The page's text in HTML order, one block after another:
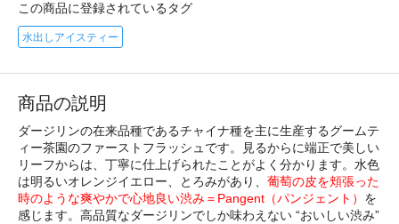
この商品に登録されているタグ
水出しアイスティー
商品の説明
ダージリンの在来品種であるチャイナ種を主に生産するグームテ
ィー茶園のファーストフラッシュです。見るからに端正で美しい
リーフからは、丁寧に仕上げられたことがよく分かります。水色
は明るいオレンジイエロー、とろみがあり、 葡萄の皮を頬張った
時のような爽やかで心地良い渋み＝Pangent（パンジェント） を
感じます。高品質なダージリンでしか味わえない “おいしい渋み”